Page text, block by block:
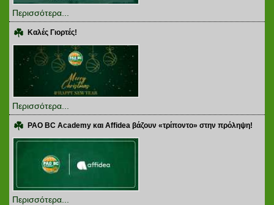
Περισσότερα...
Καλές Γιορτές!
Περισσότερα...
PAO BC Academy και Affidea βάζουν «τρίποντο» στην πρόληψη!
Περισσότερα...